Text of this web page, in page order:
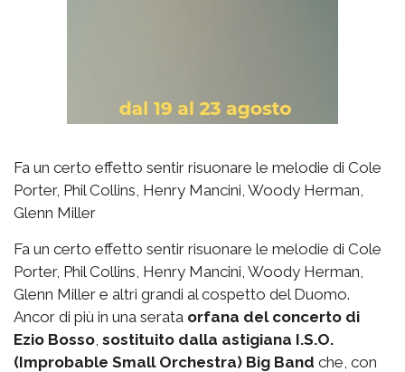
Fa un certo effetto sentir risuonare le melodie di Cole
Porter, Phil Collins, Henry Mancini, Woody Herman,
Glenn Miller
Fa un certo effetto sentir risuonare le melodie di Cole
Porter, Phil Collins, Henry Mancini, Woody Herman,
Glenn Miller e altri grandi al cospetto del Duomo.
Ancor di più in una serata orfana del concerto di
Ezio Bosso sostituito dalla astigiana I.S.O.
(Improbable Small Orchestra) Big Band che, con